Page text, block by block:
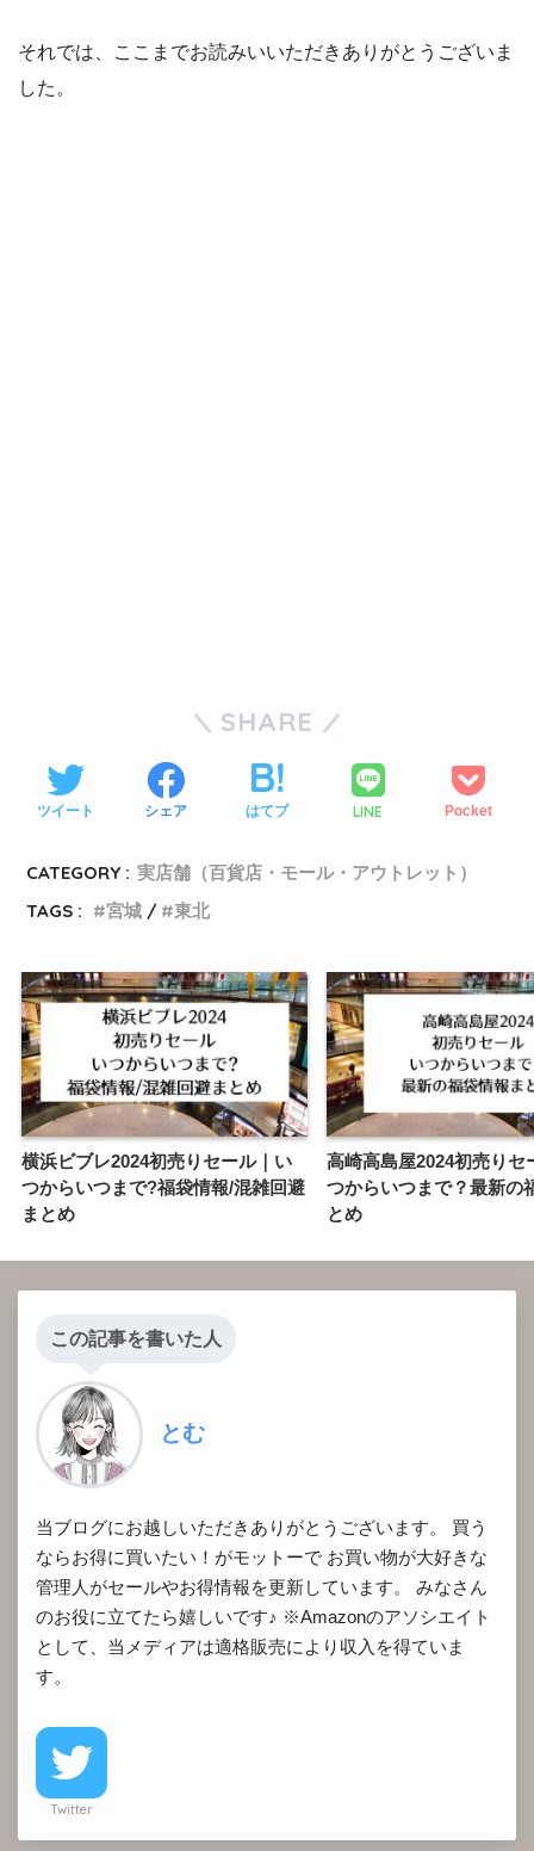
それでは、ここまでお読みいいただきありがとうございま
した。
SHARE
ツイート シェア はてブ LINE Pocket
CATEGORY : 実店舗（百貨店・モール・アウトレット）
TAGS :
宮城 東北
横浜ビブレ2024初売りセール｜い
つからいつまで?福袋情報/混雑回避
まとめ
高崎高島屋2024初売りセ
つからいつまで？最新の
とめ
この記事を書いた人
とむ
当ブログにお越しいただきありがとうございます。 買う
ならお得に買いたい！がモットーで お買い物が大好きな
管理人がセールやお得情報を更新しています。 みなさん
のお役に立てたら嬉しいです♪ ※Amazonのアソシエイト
として、当メディアは適格販売により収入を得ていま
す。
Twitter